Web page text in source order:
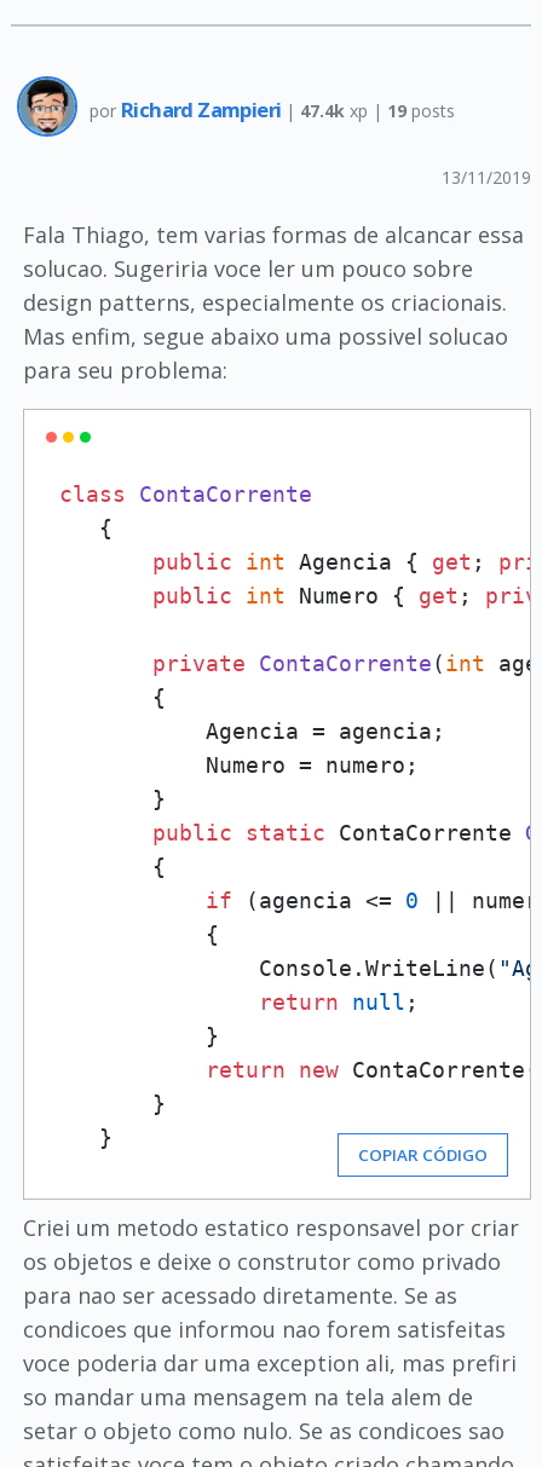
por Richard Zampieri | 47.4k xp | 19posts
13/11/2019
Fala Thiago, tem varias formas de alcancar essa
solucao. Sugeriria voce ler um pouco sobre
design patterns, especialmente os criacionais.
Mas enfim, segue abaixo uma possivel solucao
para seu problema:
class
ContaCorrente
    {
public
int Agencia { get ;
public
int Numero { get ;
private ContaCorrente(int
        {
            Agencia = agencia;
            Numero = numero;
        }
public
static ContaCorrente
        {
if (agencia <= 0 ||
            {
                Console.WriteLine(
return
null ;
            }
return
new
        }
    }
COPIAR CÓDIGO
Criei um metodo estatico responsavel por criar
os objetos e deixe o construtor como privado
para nao ser acessado diretamente. Se as
condicoes que informou nao forem satisfeitas
voce poderia dar uma exception ali, mas prefiri
so mandar uma mensagem na tela alem de
setar o objeto como nulo. Se as condicoes sao